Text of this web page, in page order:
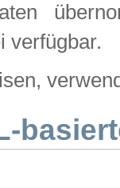
verfügbar.